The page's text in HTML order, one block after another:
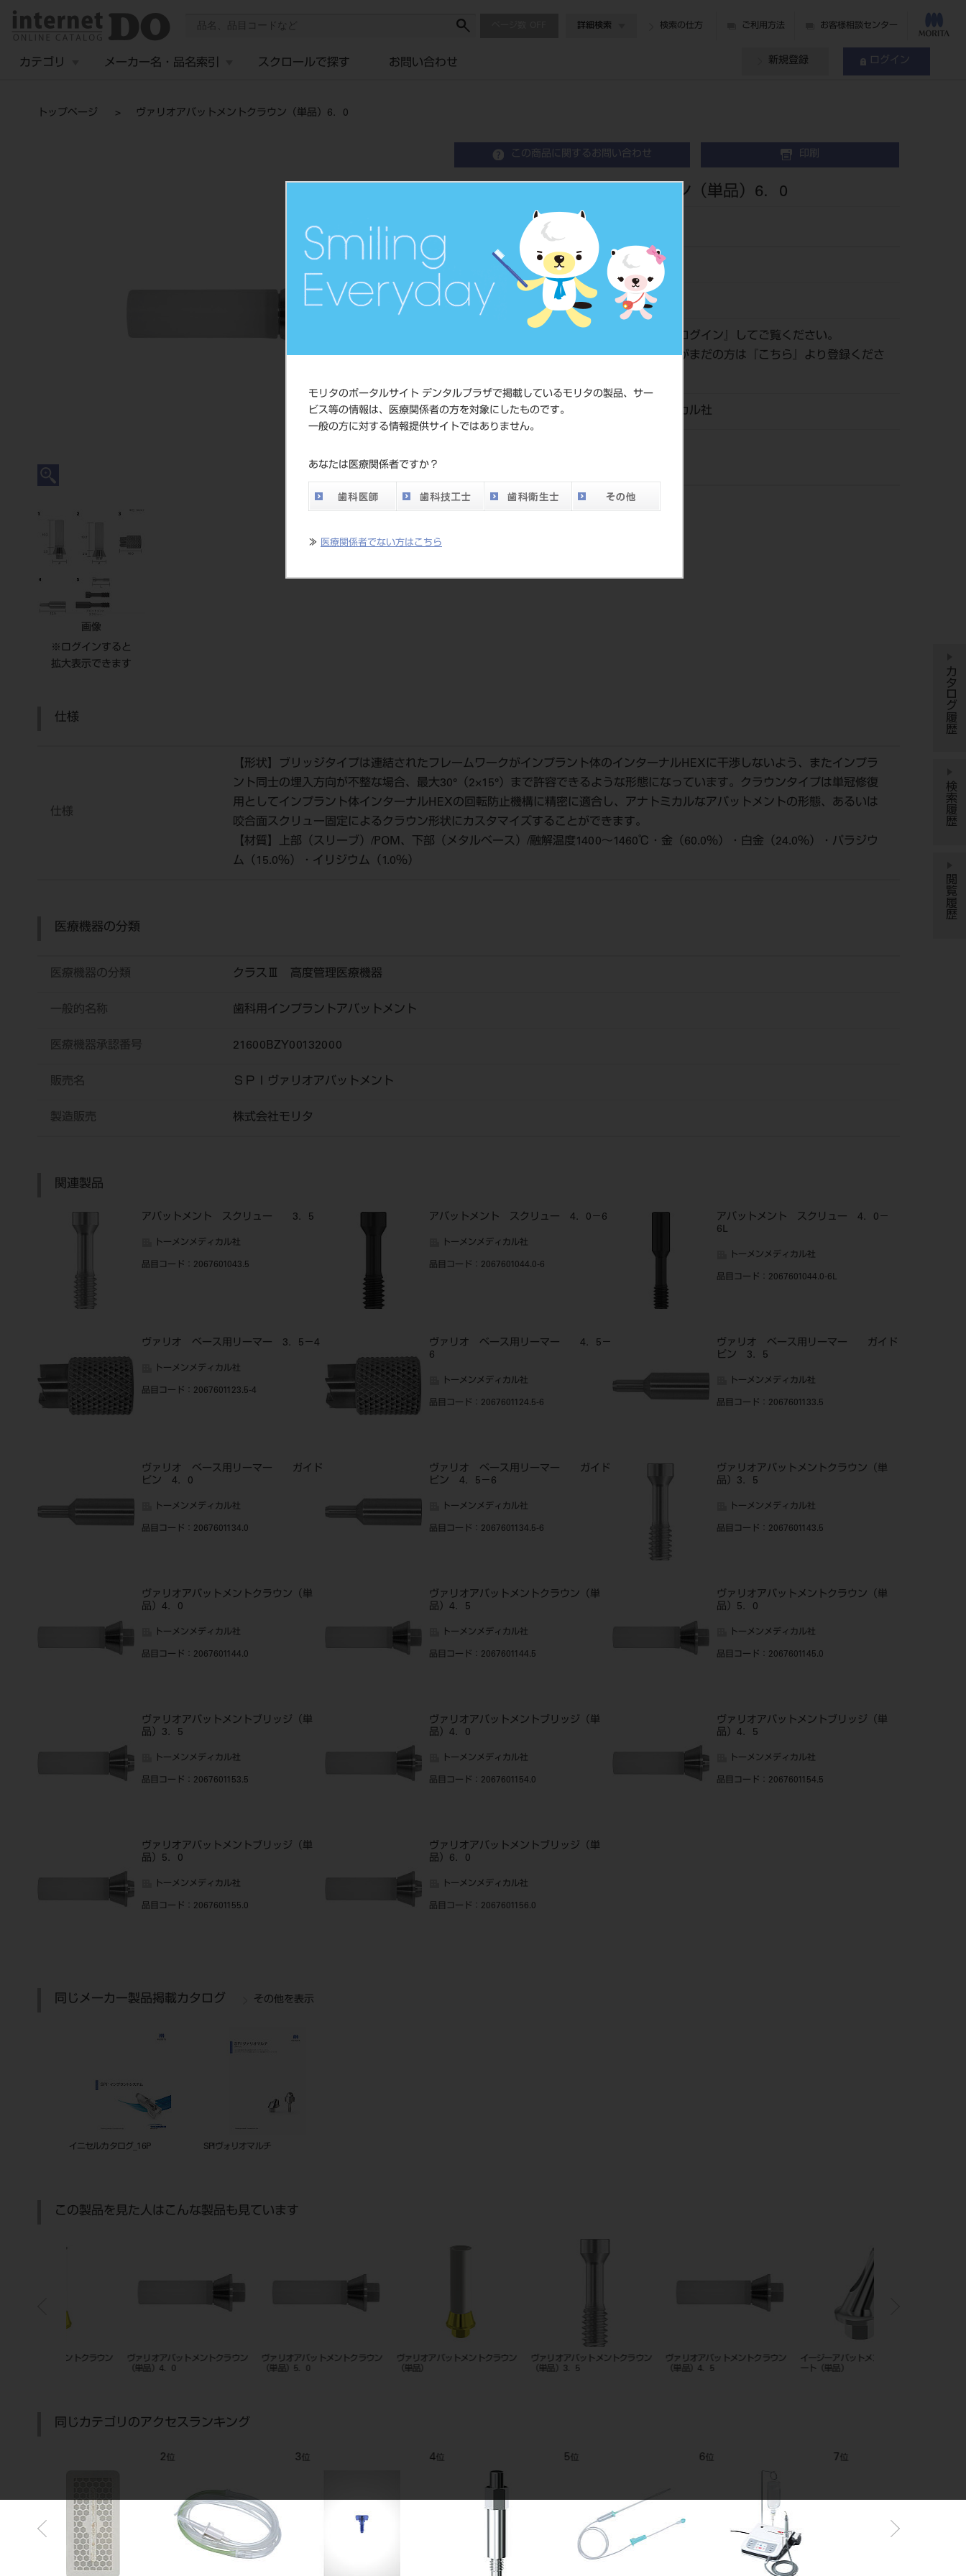
モリタのポータルサイト デンタルプラザで掲載しているモリタの製品、サー
ビス等の情報は、医療関係者の方を対象にしたものです。
一般の方に対する情報提供サイトではありません。
あなたは医療関係者ですか？
≫ 医療関係者でない方はこちら
詳細検索 検索の仕方 ご利用方法 お客様相談センター
カテゴリ メーカー名・品名索引 スクロールで探す お問い合わせ 新規登録 ログイン
トップページ ヴァリオアバットメントクラウン（単品）6．0
この商品に関するお問い合わせ 印刷
ヴァリオアバットメントクラウン（単品）6．0
Implant Abutment
品目コード 2067601146.0
JAN/EANコード 7640156476187
標準価格
ログイン 』してご覧ください。
ネット会員登録がまだの方は『
こちら
』より登録くださ
メーカー トーメンメディカル社
画像
※ログインすると
拡大表示できます
仕様
仕様
【形状】ブリッジタイプは連結されたフレームワークがインプラント体のインターナルHEXに干渉しないよう、またインプラ
ント同士の埋入方向が不整な場合、最大30°（2×15°）まで許容できるような形態になっています。クラウンタイプは単冠修復
用としてインプラント体インターナルHEXの回転防止機構に精密に適合し、アナトミカルなアバットメントの形態、あるいは
咬合面スクリュー固定によるクラウン形状にカスタマイズすることができます。
【材質】上部（スリーブ）/POM、下部（メタルベース）/融解温度1400～1460℃・金（60.0％）・白金（24.0％）・パラジウ
ム（15.0％）・イリジウム（1.0％）
医療機器の分類
医療機器の分類 クラスⅢ 高度管理医療機器
一般的名称 歯科用インプラントアバットメント
医療機器承認番号 21600BZY00132000
販売名 ＳＰＩヴァリオアバットメント
製造販売 株式会社モリタ
関連製品
アバットメント スクリュー 3．5
トーメンメディカル社
品目コード ：2067601043.5
アバットメント スクリュー 4．0－6
トーメンメディカル社
品目コード ：2067601044.0-6
アバットメント スクリュー 4．0－
6L
トーメンメディカル社
品目コード ：2067601044.0-6L
ヴァリオ ベース用リーマー 3．5－4
トーメンメディカル社
品目コード ：2067601123.5-4
ヴァリオ ベース用リーマー 4．5－
6
トーメンメディカル社
品目コード ：2067601124.5-6
ヴァリオ ベース用リーマー ガイド
ピン 3．5
トーメンメディカル社
品目コード ：2067601133.5
ヴァリオ ベース用リーマー ガイド
ピン 4．0
トーメンメディカル社
品目コード ：2067601134.0
ヴァリオ ベース用リーマー ガイド
ピン 4．5－6
トーメンメディカル社
品目コード ：2067601134.5-6
ヴァリオアバットメントクラウン（単
品）3．5
トーメンメディカル社
品目コード ：2067601143.5
ヴァリオアバットメントクラウン（単
品）4．0
トーメンメディカル社
品目コード ：2067601144.0
ヴァリオアバットメントクラウン（単
品）4．5
トーメンメディカル社
品目コード ：2067601144.5
ヴァリオアバットメントクラウン（単
品）5．0
トーメンメディカル社
品目コード ：2067601145.0
ヴァリオアバットメントブリッジ（単
品）3．5
トーメンメディカル社
品目コード ：2067601153.5
ヴァリオアバットメントブリッジ（単
品）4．0
トーメンメディカル社
品目コード ：2067601154.0
ヴァリオアバットメントブリッジ（単
品）4．5
トーメンメディカル社
品目コード ：2067601154.5
ヴァリオアバットメントブリッジ（単
品）5．0
トーメンメディカル社
品目コード ：2067601155.0
ヴァリオアバットメントブリッジ（単
品）6．0
トーメンメディカル社
品目コード ：2067601156.0
同じメーカー製品掲載カタログ その他を表示
イニセルカタログ_16P SPIヴォリオマルチ
この製品を見た人はこんな製品も見ています
イージーアバットメント２０°ショ
ミリングアバットメント（単品）
エンド用 往復回転コントラ －１
５０°／３０°単品 ＃
ニューイージーアバットメント シ
ョート（単品）4．5／6
ヴァリオアバットメントクラウン
ヴァリオアバットメントクラウン
同じカテゴリのアクセスランキング
カタログ履歴
検索履歴
閲覧履歴